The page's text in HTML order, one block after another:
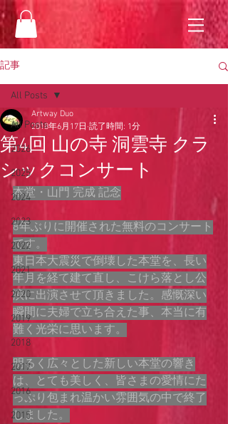
記事
All Posts
2026
2025
2024
2023
2022
2021
2020
2019
2018
2017
2016
2015
All Posts
第4回 山の寺 洞雲寺 クラ
シックコンサート
Artway Duo
2018年6月17日 読了時間: 1分
本堂・山門 完成 記念
8年ぶりに開催された無料のコンサート
です。
東日本大震災で倒壊した本堂を、長い
年月を経て建て直し、こけら落とし公
演に出演させて頂きました。感慨深い
瞬間に夫婦で立ち合えた事、本当に有
難く光栄に思います。
明るく広々とした新しい本堂の響き
は、とても美しく、皆さまの愛情にた
っぷり包まれ温かい雰囲気の中で終了
しました。